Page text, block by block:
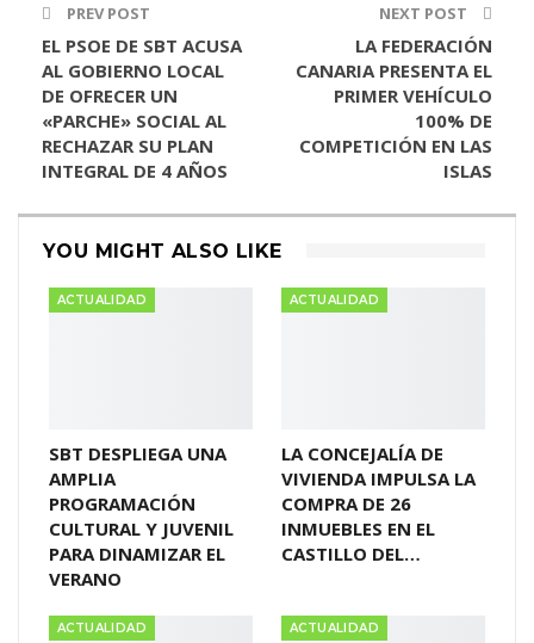
PREV POST
EL PSOE DE SBT ACUSA
AL GOBIERNO LOCAL
DE OFRECER UN
«PARCHE» SOCIAL AL
RECHAZAR SU PLAN
INTEGRAL DE 4 AÑOS
NEXT POST
LA FEDERACIÓN
CANARIA PRESENTA EL
PRIMER VEHÍCULO
100% DE
COMPETICIÓN EN LAS
ISLAS
YOU MIGHT ALSO LIKE
ACTUALIDAD
SBT DESPLIEGA UNA
AMPLIA
PROGRAMACIÓN
CULTURAL Y JUVENIL
PARA DINAMIZAR EL
VERANO
ACTUALIDAD
LA CONCEJALÍA DE
VIVIENDA IMPULSA LA
COMPRA DE 26
INMUEBLES EN EL
CASTILLO DEL…
ACTUALIDAD ACTUALIDAD